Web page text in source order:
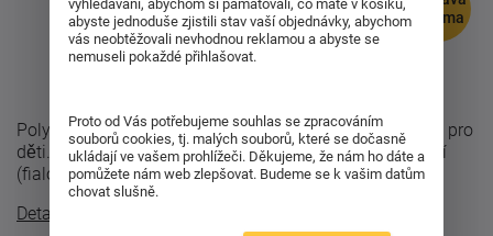
zdarma
Polyuretanová matrace Junior relax je vhodná zejména pro
děti. Je vyrobena z PUR pěny Eliocell rozdílných tuhostí
(fialová 25kg/m3, oranžová ...
Detailní popis
vyhledávání, abychom si pamatovali, co máte v košíku,
abyste jednoduše zjistili stav vaší objednávky, abychom
vás neobtěžovali nevhodnou reklamou a abyste se
nemuseli pokaždé přihlašovat.
Proto od Vás potřebujeme souhlas se zpracováním
souborů cookies, tj. malých souborů, které se dočasně
ukládají ve vašem prohlížeči. Děkujeme, že nám ho dáte a
pomůžete nám web zlepšovat. Budeme se k vašim datům
chovat slušně.